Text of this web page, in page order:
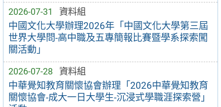
2026-07-31 資料組
中國文化大學辦理2026年「中國文化大學第三屆
世界大學問-高中職及五專簡報比賽暨學系探索闖
關活動」
2026-07-28 資料組
中華覺知教育關懷協會辦理「2026中華覺知教育
關懷協會-成大一日大學生-沉浸式學職涯探索營」